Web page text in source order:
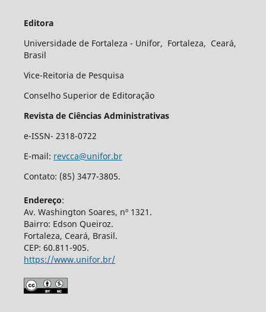
Editora
Universidade de Fortaleza - Unifor, Fortaleza, Ceará,
Brasil
Vice-Reitoria de Pesquisa
Conselho Superior de Editoração
Revista de Ciências Administrativas
e-ISSN- 2318-0722
E-mail: revcca@unifor.br
Contato: (85) 3477-3805.
Endereço:
Av. Washington Soares, nº 1321.
Bairro: Edson Queiroz.
Fortaleza, Ceará, Brasil.
CEP: 60.811-905.
https://www.unifor.br/